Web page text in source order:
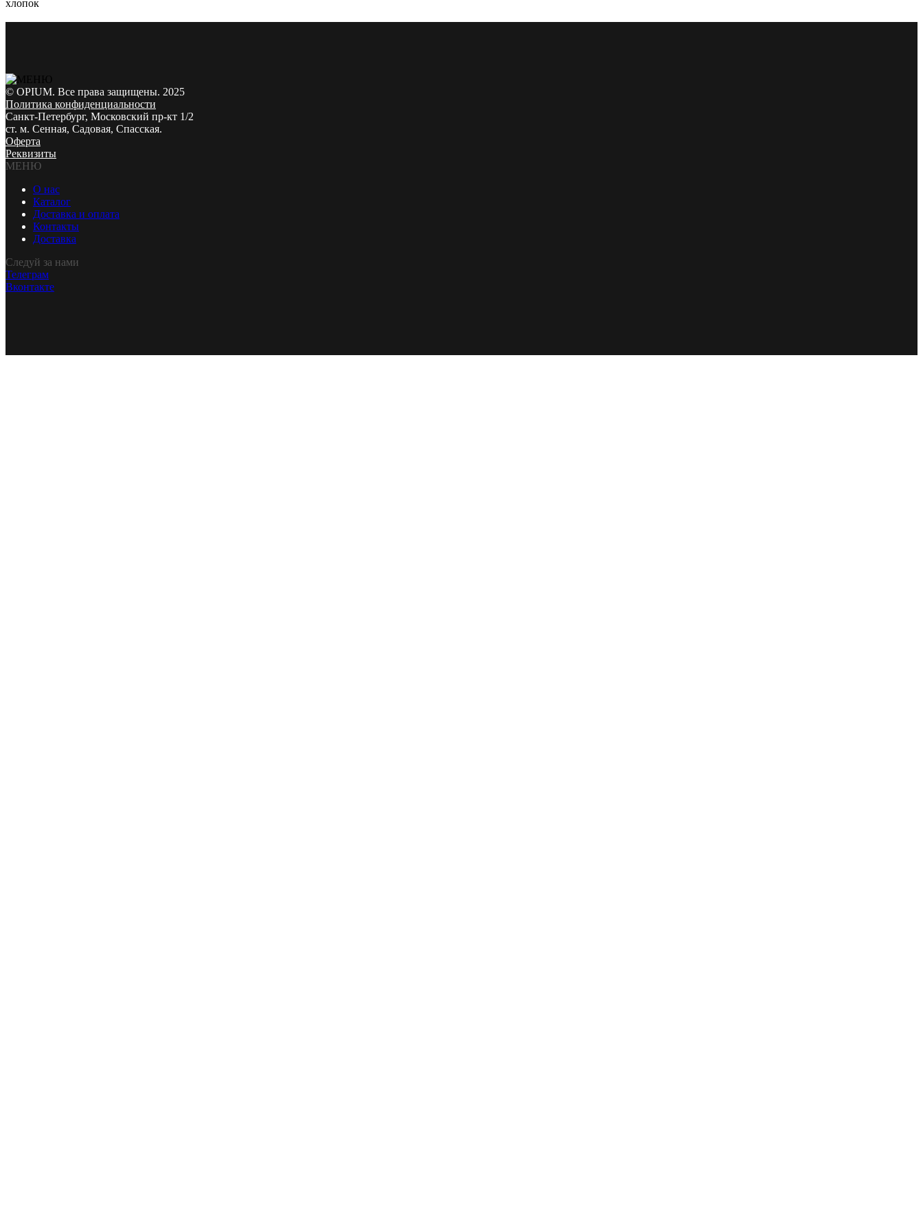
хлопок
© OPIUM. Все права защищены. 2025
Политика конфиденциальности
Санкт-Петербург, Московский пр-кт 1/2
ст. м. Сенная, Садовая, Спасская.
Оферта
Реквизиты
МЕНЮ
О нас
Каталог
Доставка и оплата
Контакты
Доставка
Следуй за нами
Телеграм
Вконтакте